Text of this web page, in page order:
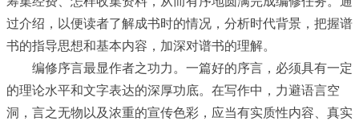
过介绍，以便读者了解成书时的情况，分析时代背景，把握谱
书的指导思想和基本内容，加深对谱书的理解。
编修序言最显作者之功力。一篇好的序言，必须具有一定
的理论水平和文字表达的深厚功底。在写作中，力避语言空
洞，言之无物以及浓重的宣传色彩，应当有实质性内容、真实